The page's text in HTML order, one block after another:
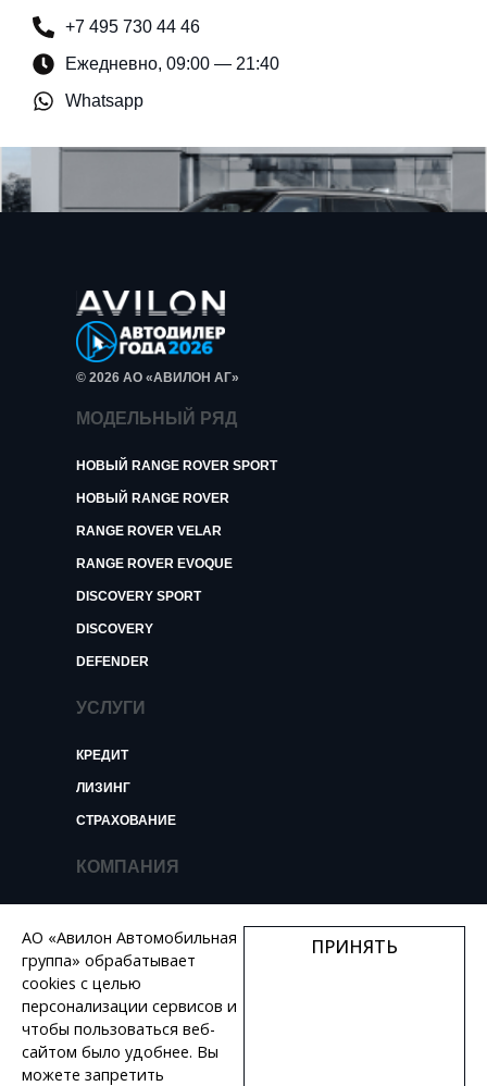
+7 495 730 44 46
Ежедневно, 09:00 — 21:40
Whatsapp
© 2026 АО «АВИЛОН АГ»
МОДЕЛЬНЫЙ РЯД
НОВЫЙ RANGE ROVER SPORT
НОВЫЙ RANGE ROVER
RANGE ROVER VELAR
RANGE ROVER EVOQUE
DISCOVERY SPORT
DISCOVERY
DEFENDER
УСЛУГИ
КРЕДИТ
ЛИЗИНГ
СТРАХОВАНИЕ
КОМПАНИЯ
НОВОСТИ И ОБЗОРЫ
КОНТАКТЫ
ВАКАНСИИ
АО «Авилон Автомобильная
группа» обрабатывает
cookies с целью
персонализации сервисов и
чтобы пользоваться веб-
сайтом было удобнее. Вы
можете запретить
ПРИНЯТЬ